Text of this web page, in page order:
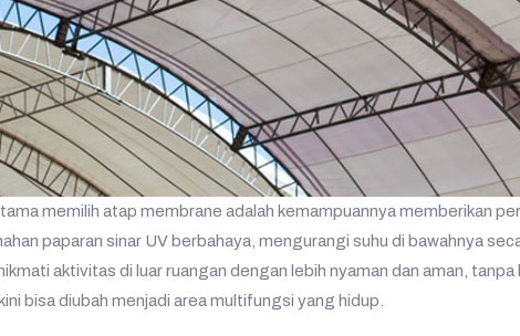
memilih atap membrane adalah kemampuannya memberikan
paparan sinar UV berbahaya, mengurangi suhu di bawahnya
aktivitas di luar ruangan dengan lebih nyaman dan aman,
bisa diubah menjadi area multifungsi yang hidup.